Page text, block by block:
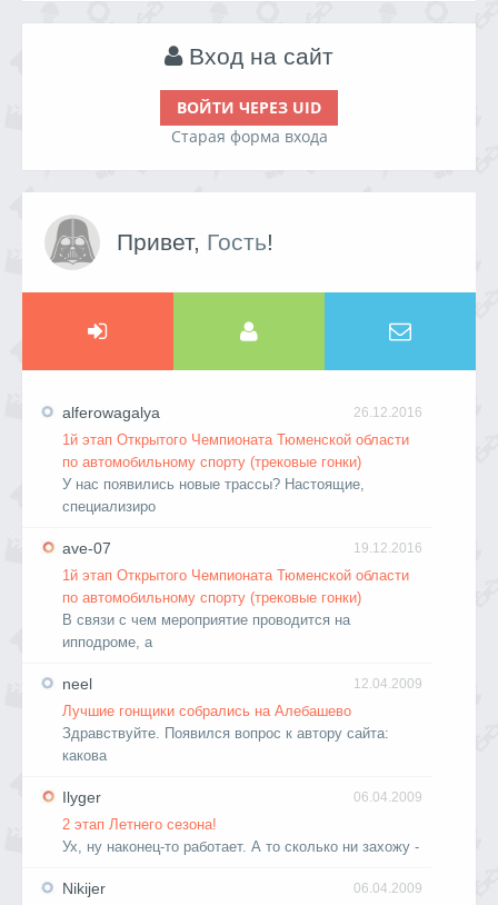
Вход на сайт
ВОЙТИ ЧЕРЕЗ UID
Старая форма входа
Привет, Гость!
26.12.2016
alferowagalya
1й этап Открытого Чемпионата Тюменской области
по автомобильному спорту (трековые гонки)
У нас появились новые трассы? Настоящие,
специализиро
19.12.2016
ave-07
1й этап Открытого Чемпионата Тюменской области
по автомобильному спорту (трековые гонки)
В связи с чем мероприятие проводится на
ипподроме, а
12.04.2009
neel
Лучшие гонщики собрались на Алебашево
Здравствуйте. Появился вопрос к автору сайта:
какова
06.04.2009
Ilyger
2 этап Летнего сезона!
Ух, ну наконец-то работает. А то сколько ни захожу -
06.04.2009
Nikijer